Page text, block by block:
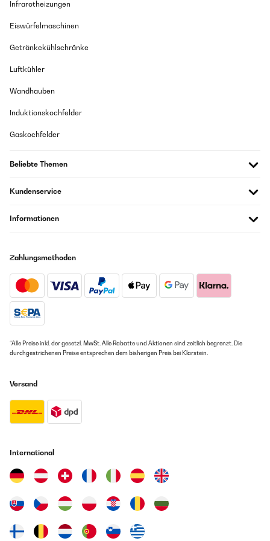
War erst skeptisch, nach dem Anliefern sollte man vor dem Einschalten
schnell, dass Kühlung erfolgte und dabei ist er auch noch sehr leise,
wirklich klasse!
Amazon-Benutzer
Infrarotheizungen
Eiswürfelmaschinen
Getränkekühlschränke
Luftkühler
Wandhauben
Induktionskochfelder
Gaskochfelder
Beliebte Themen
Kundenservice
Informationen
Zahlungsmethoden
*Alle Preise inkl. der gesetzl. MwSt. Alle Rabatte und Aktionen sind zeitlich begrenzt. Die
durchgestrichenen Preise entsprechen dem bisherigen Preis bei Klarstein.
Versand
International